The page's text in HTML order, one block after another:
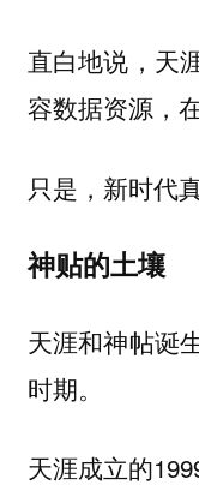
直白地说，天
容数据资源，
只是，新时代
神贴的土壤
天涯和神帖诞
时期。
天涯成立的